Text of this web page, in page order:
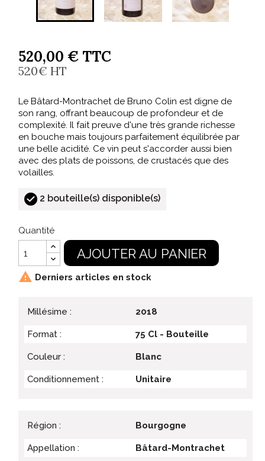
520,00 € TTC
520€ HT
Le Bâtard-Montrachet de Bruno Colin est digne de
son rang, offrant beaucoup de profondeur et de
complexité. Il fait preuve d'une très grande richesse
en bouche mais toujours parfaitement équilibrée par
une belle acidité. Ce vin peut s'accorder aussi bien
avec des plats de poissons, de crustacés que des
volailles.
2 bouteille(s) disponible(s)
Quantité
AJOUTER AU PANIER
 Derniers articles en stock
Millésime : 2018
Format : 75 Cl - Bouteille
Couleur : Blanc
Conditionnement : Unitaire
Région : Bourgogne
Appellation : Bâtard-Montrachet